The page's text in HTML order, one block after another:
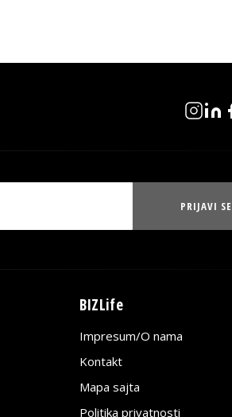
PRIJAVI SE
BIZLife
Impresum/O nama
Kontakt
Mapa sajta
Politika privatnosti